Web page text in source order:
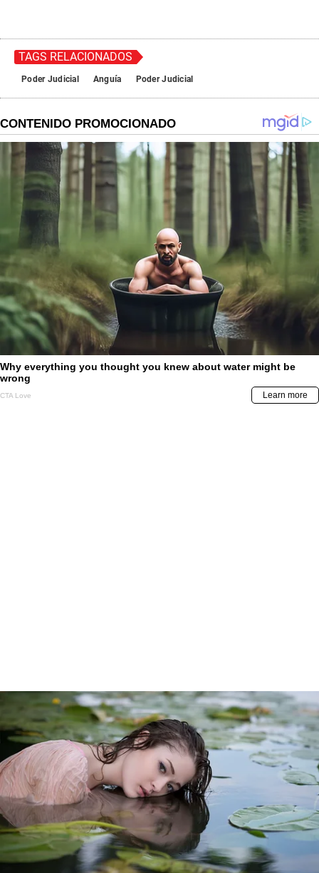
TAGS RELACIONADOS
Poder Judicial Anguía Poder Judicial